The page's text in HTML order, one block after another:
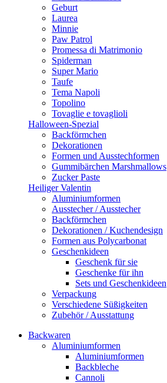
Geburt
Laurea
Minnie
Paw Patrol
Promessa di Matrimonio
Spiderman
Super Mario
Taufe
Tema Napoli
Topolino
Tovaglie e tovaglioli
Halloween-Spezial
Backförmchen
Dekorationen
Formen und Ausstechformen
Gummibärchen Marshmallows
Zucker Paste
Heiliger Valentin
Aluminiumformen
Ausstecher / Ausstecher
Backförmchen
Dekorationen / Kuchendesign
Formen aus Polycarbonat
Geschenkideen
Geschenk für sie
Geschenke für ihn
Sets und Geschenkideen
Verpackung
Verschiedene Süßigkeiten
Zubehör / Ausstattung
Backwaren
Aluminiumformen
Aluminiumformen
Backbleche
Cannoli